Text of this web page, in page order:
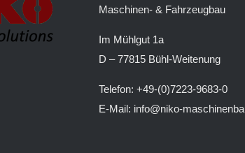
Maschinen- & Fahrzeugbau
Im Mühlgut 1a
D – 77815 Bühl-Weitenung
Telefon: +49-(0)7223-9683-0
E-Mail: info@niko-